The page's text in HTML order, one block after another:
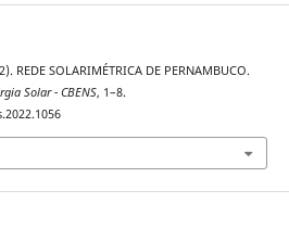
REDE SOLARIMÉTRICA DE PERNAMBUCO.
Solar - CBENS, 1–8.